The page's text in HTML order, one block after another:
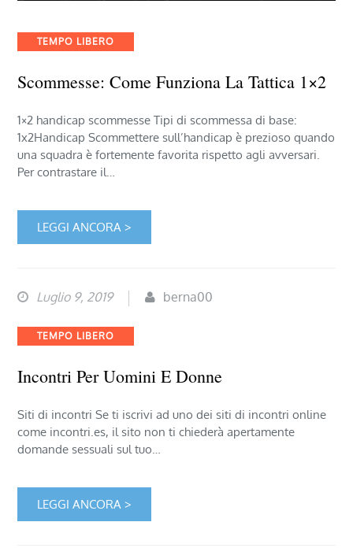
Categories
TEMPO LIBERO
Scommesse: Come Funziona La Tattica 1×2
1×2 handicap scommesse Tipi di scommessa di base:
1x2Handicap Scommettere sull’handicap è prezioso quando
una squadra è fortemente favorita rispetto agli avversari.
Per contrastare il…
LEGGI ANCORA >
Luglio 9, 2019 berna00
Categories
TEMPO LIBERO
Incontri Per Uomini E Donne
Siti di incontri Se ti iscrivi ad uno dei siti di incontri online
come incontri.es, il sito non ti chiederà apertamente
domande sessuali sul tuo…
LEGGI ANCORA >